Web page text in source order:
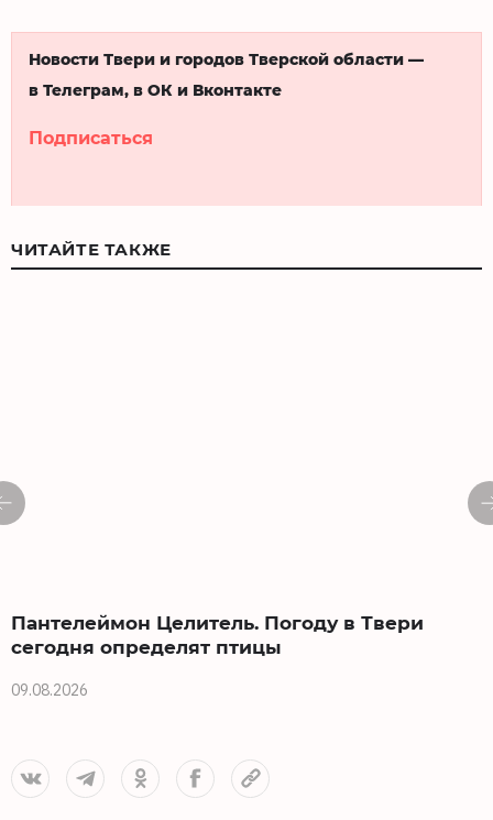
Новости Твери и городов Тверской области —
в Телеграм, в ОК и Вконтакте
Подписаться
ЧИТАЙТЕ ТАКЖЕ
Пантелеймон Целитель. Погоду в Твери
сегодня определят птицы
09.08.2026